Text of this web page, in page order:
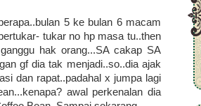
5 ke bulan 6 macam
tukar no hp masa tu..then
hak orang...SA cakap SA
gf dia tak menjadi..so..dia ajak
dan rapat..padahal x jumpa lagi
awal perkenalan dia